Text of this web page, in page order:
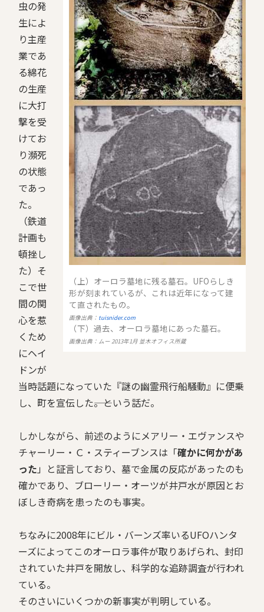
（上）オーロラ墓地に残る墓石。UFOらしき
形が刻まれているが、これは近年になって建
て直されたもの。
画像出典： tuisnider.com
（下）過去、オーロラ墓地にあった墓石。
画像出典：ムー 2013年1月 並木オフィス所蔵
虫の発
生によ
り主産
業であ
る綿花
の生産
に大打
撃を受
けてお
り瀕死
の状態
であっ
た。
（鉄道
計画も
頓挫し
た）そ
こで世
間の関
心を惹
くため
にヘイ
ドンが
当時話題になっていた『謎の幽霊飛行船騒動』に便乗
し、町を宣伝した――。という話だ。
しかしながら、前述のようにメアリー・エヴァンスや
チャーリー・Ｃ・スティーブンスは「確かに何かがあ
った 」と証言しており、墓で金属の反応があったのも
確かであり、ブローリー・オーツが井戸水が原因とお
ぼしき奇病を患ったのも事実。
ちなみに2008年にビル・バーンズ率いるUFOハンタ
ーズによってこのオーロラ事件が取りあげられ、封印
されていた井戸を開放し、科学的な追跡調査が行われ
ている。
そのさいにいくつかの新事実が判明している。